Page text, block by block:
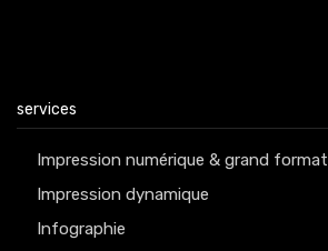
services
Impression numérique & grand format
Impression dynamique
Infographie